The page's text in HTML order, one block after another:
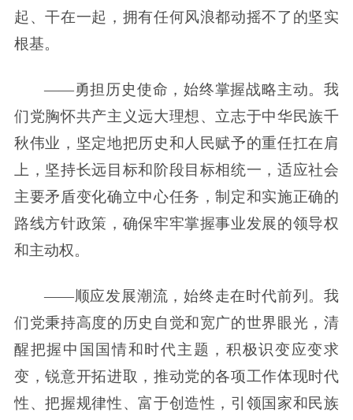
起、干在一起，拥有任何风浪都动摇不了的坚实
根基。
——勇担历史使命，始终掌握战略主动。我
们党胸怀共产主义远大理想、立志于中华民族千
秋伟业，坚定地把历史和人民赋予的重任扛在肩
上，坚持长远目标和阶段目标相统一，适应社会
主要矛盾变化确立中心任务，制定和实施正确的
路线方针政策，确保牢牢掌握事业发展的领导权
和主动权。
——顺应发展潮流，始终走在时代前列。我
们党秉持高度的历史自觉和宽广的世界眼光，清
醒把握中国国情和时代主题，积极识变应变求
变，锐意开拓进取，推动党的各项工作体现时代
性、把握规律性、富于创造性，引领国家和民族